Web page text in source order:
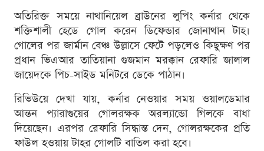
অতিরিক্ত সময়ে নাথানিয়েল ব্রাউনের লুপিং কর্নার থেকে
শক্তিশালী হেডে গোল করেন ডিফেন্ডার জোনাথান টাহ।
গোলের পর জার্মান বেঞ্চ উল্লাসে ফেটে পড়লেও কিছুক্ষণ পর
প্রধান ভিএআর তাতিয়ানা গুজমান মরক্কান রেফারি জালাল
জায়েদকে পিচ-সাইড মনিটরে ডেকে পাঠান।
রিভিউয়ে দেখা যায়, কর্নার নেওয়ার সময় ওয়ালডেমার
আন্তন প্যারাগুয়ের গোলরক্ষক অরল্যান্ডো গিলকে বাধা
দিয়েছেন। এরপর রেফারি সিদ্ধান্ত দেন, গোলরক্ষকের প্রতি
ফাউল হওয়ায় টাহর গোলটি বাতিল করা হবে।